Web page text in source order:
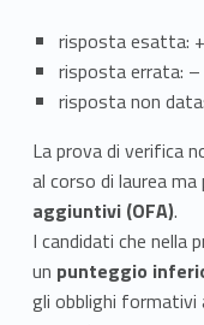
n
i
a
.
a
.
risposta esatta:
risposta errata:
risposta non
La prova di verifica
al corso di laurea
aggiuntivi (OFA).
I candidati che nella
un punteggio
gli obblighi formativi